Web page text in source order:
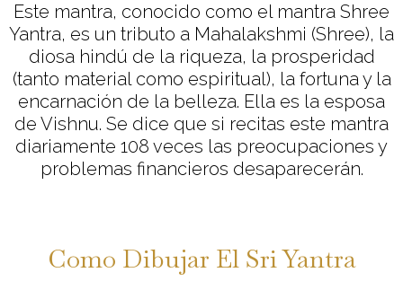
Este mantra, conocido como el mantra Shree
Yantra, es un tributo a Mahalakshmi (Shree), la
diosa hindú de la riqueza, la prosperidad
(tanto material como espiritual), la fortuna y la
encarnación de la belleza. Ella es la esposa
de Vishnu. Se dice que si recitas este mantra
diariamente 108 veces las preocupaciones y
problemas financieros desaparecerán.
Como Dibujar El Sri Yantra